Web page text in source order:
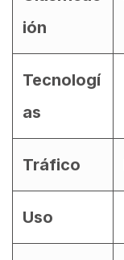
ión
Tecnologí
as
Tráfico
Uso